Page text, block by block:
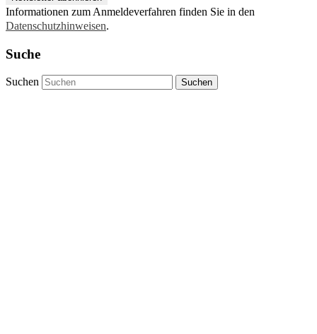
Informationen zum Anmeldeverfahren finden Sie in den
Datenschutzhinweisen.
Suche
Suchen